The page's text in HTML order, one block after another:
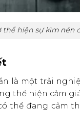
hiện sự kìm nén
là một trải
thể hiện cảm
thể đang cảm